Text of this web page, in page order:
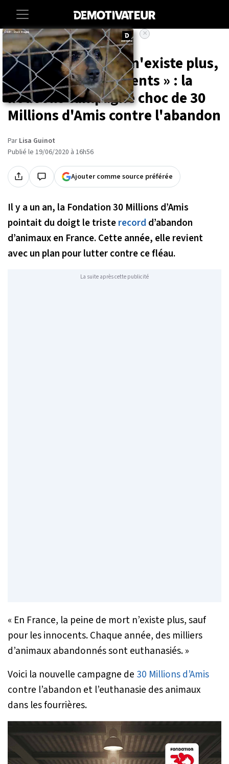
Accueil Societe Animaux
« La peine de mort n'existe plus,
sauf pour les innocents » : la
nouvelle campagne choc de 30
Millions d'Amis contre l'abandon
Par Lisa Guinot
Publié le 19/06/2020 à 16h56
Ajouter comme source préférée
×
Il y a un an, la Fondation 30 Millions d’Amis
pointait du doigt le tristerecord d’abandon
d’animaux en France. Cette année, elle revient
avec un plan pour lutter contre ce fléau.
La suite après cette publicité
« En France, la peine de mort n’existe plus, sauf
pour les innocents. Chaque année, des milliers
d’animaux abandonnés sont euthanasiés. »
Voici la nouvelle campagne de 30 Millions d’Amis
contre l’abandon et l’euthanasie des animaux
dans les fourrières.